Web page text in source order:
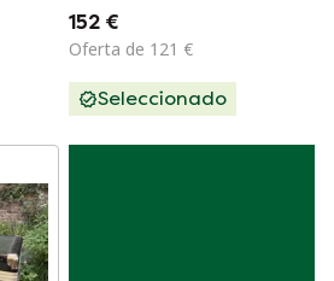
152 €
Oferta de 121 €
Seleccionado